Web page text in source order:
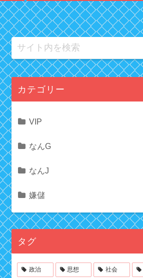
カテゴリー
VIP
なんG
なんJ
嫌儲
タグ
政治 思想 社会